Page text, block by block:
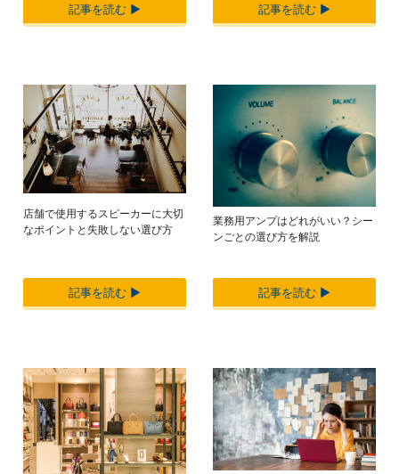
記事を読む ▶︎ 記事を読む ▶︎
店舗で使用するスピーカーに大切
なポイントと失敗しない選び方
記事を読む ▶︎
業務用アンプはどれがいい？シー
ンごとの選び方を解説
記事を読む ▶︎